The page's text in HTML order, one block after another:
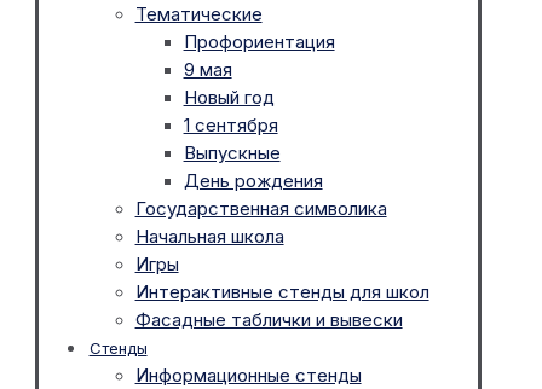
Тематические
Профориентация
9 мая
Новый год
1 сентября
Выпускные
День рождения
Государственная символика
Начальная школа
Игры
Интерактивные стенды для школ
Фасадные таблички и вывески
Стенды
Информационные стенды